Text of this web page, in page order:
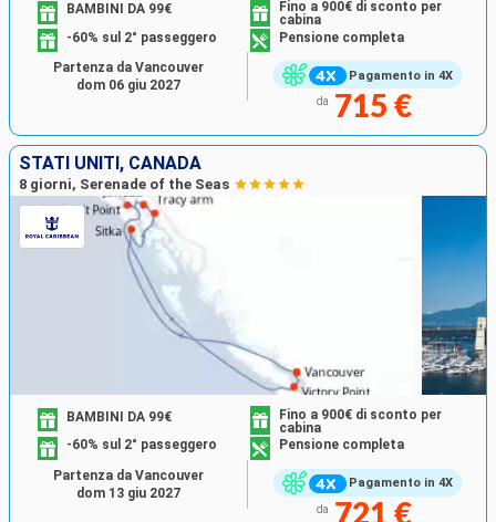
Pagamento in 4X
BAMBINI DA 99€
Fino a 900€ di sconto per
cabina
-60% sul 2° passeggero
Pensione completa
da 715 €
Partenza da Vancouver
dom 06 giu 2027
STATI UNITI, CANADA
8 giorni, Serenade of the Seas
Pagamento in 4X
BAMBINI DA 99€
Fino a 900€ di sconto per
cabina
-60% sul 2° passeggero
Pensione completa
da 721 €
Partenza da Vancouver
dom 13 giu 2027